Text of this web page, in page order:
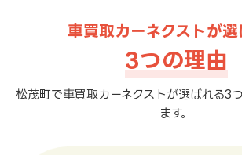
車買取カーネクストが選
3つの理由
松茂町で車買取カーネクストが選ばれる3
ます。